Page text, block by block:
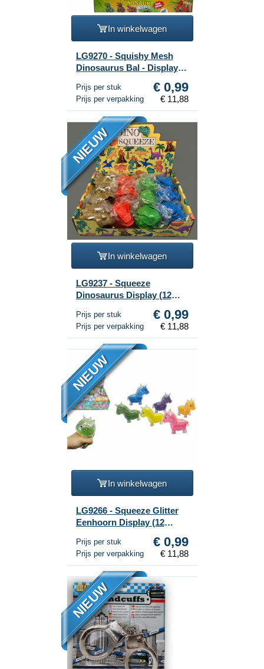
In winkelwagen
LG9270 - Squishy Mesh
Dinosaurus Bal - Display
Prijs per stuk € 0,99
Prijs per verpakking € 11,88
NIEUW
In winkelwagen
LG9237 - Squeeze
Dinosaurus Display (12
Prijs per stuk € 0,99
Prijs per verpakking € 11,88
NIEUW
In winkelwagen
LG9266 - Squeeze Glitter
Eenhoorn Display (12
Prijs per stuk € 0,99
Prijs per verpakking € 11,88
NIEUW